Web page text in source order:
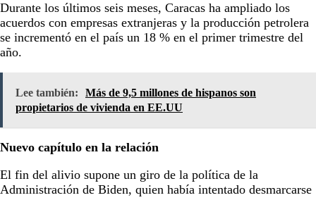
Durante los últimos seis meses, Caracas ha ampliado los
acuerdos con empresas extranjeras y la producción petrolera
se incrementó en el país un 18 % en el primer trimestre del
año.
Lee también:
Más de 9,5 millones de hispanos son
propietarios de vivienda en EE.UU
Nuevo capítulo en la relación
El fin del alivio supone un giro de la política de la
Administración de Biden, quien había intentado desmarcarse